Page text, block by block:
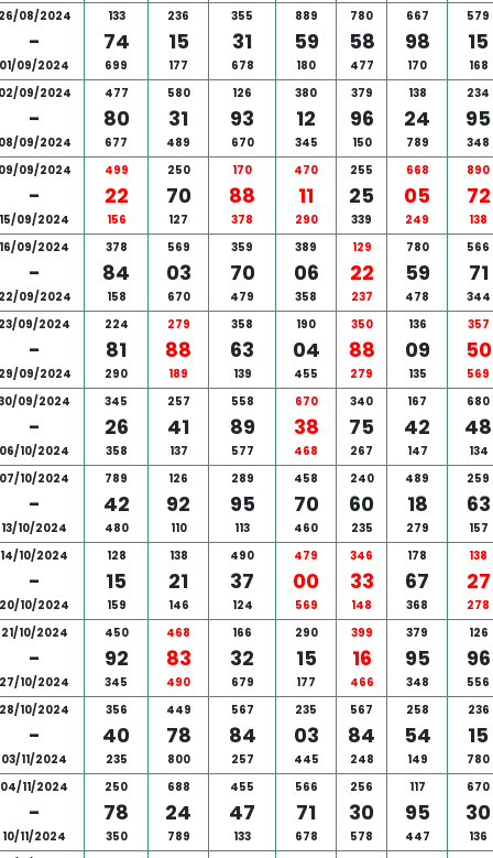
08/2024
-
01/09/2024
133
74
699
236
15
177
355
31
678
889
59
180
780
58
477
667
98
170
579
15
168
09/2024
-
09/2024
477
80
677
580
31
489
126
93
670
380
12
345
379
96
150
138
24
789
234
95
348
09/2024
-
15/09/2024
499
22
156
250
70
127
170
88
378
470
11
290
255
25
339
668
05
249
890
72
138
16/09/2024
-
09/2024
378
84
158
569
03
670
359
70
479
389
06
358
129
22
237
780
59
478
566
71
344
09/2024
-
09/2024
224
81
290
279
88
189
358
63
139
190
04
455
350
88
279
136
09
135
357
50
569
09/2024
-
06/10/2024
345
26
358
257
41
137
558
89
577
670
38
468
340
75
267
167
42
147
680
48
134
07/10/2024
-
13/10/2024
789
42
480
126
92
110
289
95
113
458
70
460
240
60
235
489
18
279
259
63
157
14/10/2024
-
20/10/2024
128
15
159
138
21
146
490
37
124
479
00
569
346
33
148
178
67
368
138
27
278
21/10/2024
-
27/10/2024
450
92
345
468
83
490
166
32
679
290
15
177
399
16
466
379
95
348
126
96
556
28/10/2024
-
03/11/2024
356
40
235
449
78
800
567
84
257
235
03
445
567
84
248
258
54
149
236
15
780
04/11/2024
-
10/11/2024
250
78
350
688
24
789
455
47
133
566
71
678
256
30
578
117
95
447
670
30
136